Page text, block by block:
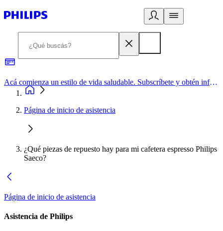
Acá comienza un estilo de vida saludable. Subscríbete y obtén información de primera mano
Página de inicio de asistencia
¿Qué piezas de repuesto hay para mi cafetera espresso Philips
Saeco?
Página de inicio de asistencia
Asistencia de Philips